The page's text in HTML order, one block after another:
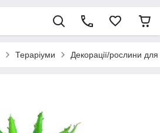
Тераріуми Декорації/рослини